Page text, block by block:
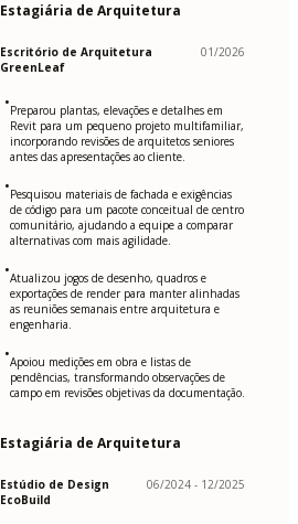
Estagiária de Arquitetura
Escritório de Arquitetura
GreenLeaf
01/2026
•Preparou plantas, elevações e detalhes em
Revit para um pequeno projeto multifamiliar,
incorporando revisões de arquitetos seniores
antes das apresentações ao cliente.
•Pesquisou materiais de fachada e exigências
de código para um pacote conceitual de centro
comunitário, ajudando a equipe a comparar
alternativas com mais agilidade.
•Atualizou jogos de desenho, quadros e
exportações de render para manter alinhadas
as reuniões semanais entre arquitetura e
engenharia.
•Apoiou medições em obra e listas de
pendências, transformando observações de
campo em revisões objetivas da documentação.
Estagiária de Arquitetura
Estúdio de Design
EcoBuild
06/2024 - 12/2025